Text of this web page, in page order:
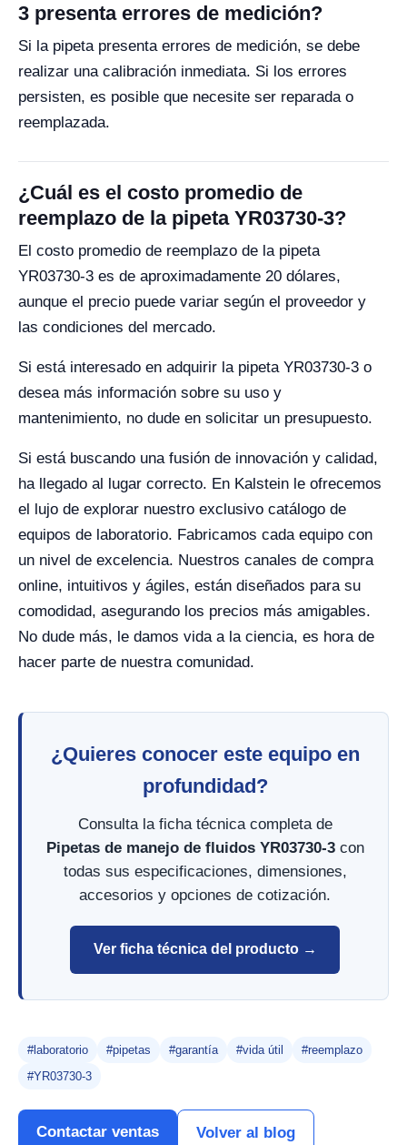
3 presenta errores de medición?
Si la pipeta presenta errores de medición, se debe
realizar una calibración inmediata. Si los errores
persisten, es posible que necesite ser reparada o
reemplazada.
¿Cuál es el costo promedio de
reemplazo de la pipeta YR03730-3?
El costo promedio de reemplazo de la pipeta
YR03730-3 es de aproximadamente 20 dólares,
aunque el precio puede variar según el proveedor y
las condiciones del mercado.
Si está interesado en adquirir la pipeta YR03730-3 o
desea más información sobre su uso y
mantenimiento, no dude en solicitar un presupuesto.
Si está buscando una fusión de innovación y calidad,
ha llegado al lugar correcto. En Kalstein le ofrecemos
el lujo de explorar nuestro exclusivo catálogo de
equipos de laboratorio. Fabricamos cada equipo con
un nivel de excelencia. Nuestros canales de compra
online, intuitivos y ágiles, están diseñados para su
comodidad, asegurando los precios más amigables.
No dude más, le damos vida a la ciencia, es hora de
hacer parte de nuestra comunidad.
¿Quieres conocer este equipo en
profundidad?
Consulta la ficha técnica completa de
Pipetas de manejo de fluidos YR03730-3con
todas sus especificaciones, dimensiones,
accesorios y opciones de cotización.
Ver ficha técnica del producto →
#laboratorio #pipetas #garantía #vida útil
#reemplazo
#YR03730-3
Contactar ventas Volver al blog